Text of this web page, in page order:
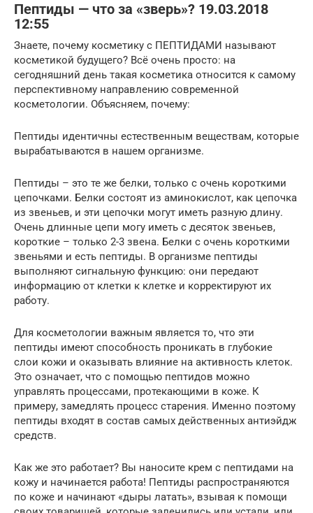
Пептиды — что за «зверь»? 19.03.2018
12:55
Знаете, почему косметику с ПЕПТИДАМИ называют
косметикой будущего? Всё очень просто: на
сегодняшний день такая косметика относится к самому
перспективному направлению современной
косметологии. Объясняем, почему:
Пептиды идентичны естественным веществам, которые
вырабатываются в нашем организме.
Пептиды – это те же белки, только с очень короткими
цепочками. Белки состоят из аминокислот, как цепочка
из звеньев, и эти цепочки могут иметь разную длину.
Очень длинные цепи могу иметь с десяток звеньев,
короткие – только 2-3 звена. Белки с очень короткими
звеньями и есть пептиды. В организме пептиды
выполняют сигнальную функцию: они передают
информацию от клетки к клетке и корректируют их
работу.
Для косметологии важным является то, что эти
пептиды имеют способность проникать в глубокие
слои кожи и оказывать влияние на активность клеток.
Это означает, что с помощью пептидов можно
управлять процессами, протекающими в коже. К
примеру, замедлять процесс старения. Именно поэтому
пептиды входят в состав самых действенных антиэйдж
средств.
Как же это работает? Вы наносите крем с пептидами на
кожу и начинается работа! Пептиды распространяются
по коже и начинают «дыры латать», взывая к помощи